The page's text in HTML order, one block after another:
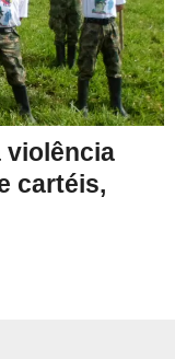
violência
cartéis,